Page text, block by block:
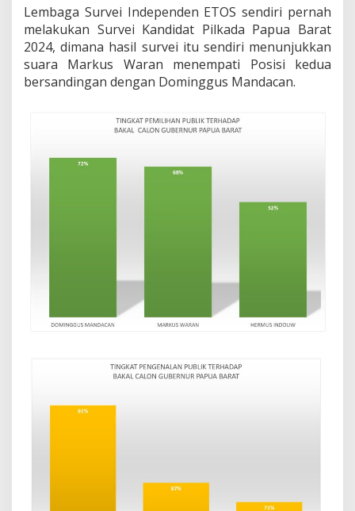
u
a
B
a
r
a
Lembaga Survei Independen ETOS sendiri pernah
melakukan Survei Kandidat Pilkada Papua Barat
2024, dimana hasil survei itu sendiri menunjukkan
suara Markus Waran menempati Posisi kedua
bersandingan dengan Dominggus Mandacan.